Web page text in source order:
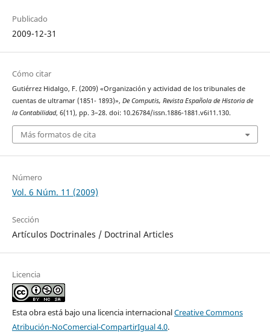
Publicado
2009-12-31
Cómo citar
Gutiérrez Hidalgo, F. (2009) «Organización y actividad de los tribunales de
cuentas de ultramar (1851- 1893)», De Computis, Revista Española de Historia de
la Contabilidad, 6(11), pp. 3–28. doi: 10.26784/issn.1886-1881.v6i11.130.
Más formatos de cita
Número
Vol. 6 Núm. 11 (2009)
Sección
Artículos Doctrinales / Doctrinal Articles
Licencia
Esta obra está bajo una licencia internacionalCreative Commons
Atribución-NoComercial-CompartirIgual 4.0.